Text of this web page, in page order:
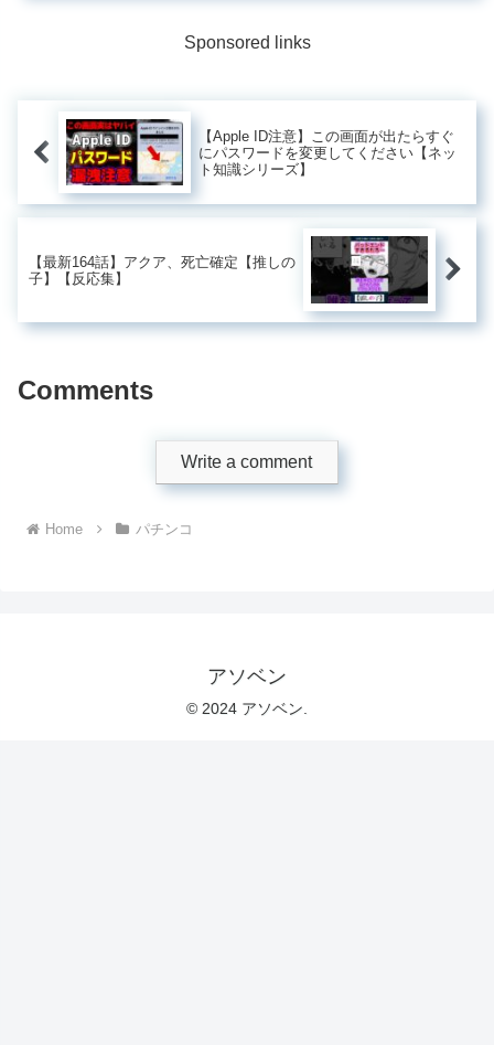
Sponsored links
【Apple ID注意】この画面が出たらすぐ
にパスワードを変更してください【ネッ
ト知識シリーズ】
【最新164話】アクア、死亡確定【推しの
子】【反応集】
Comments
Write a comment
Home パチンコ
アソベン
© 2024 アソベン.